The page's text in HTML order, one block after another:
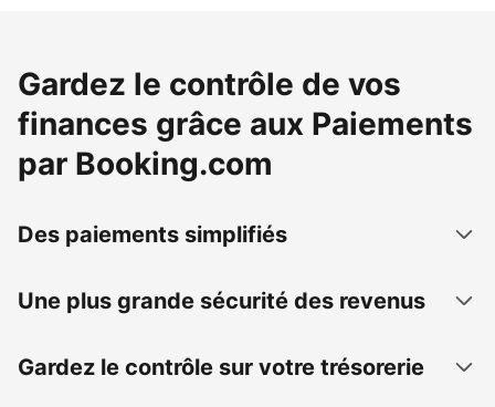
Gardez le contrôle de vos
finances grâce aux Paiements
par Booking.com
Des paiements simplifiés
Une plus grande sécurité des revenus
Gardez le contrôle sur votre trésorerie